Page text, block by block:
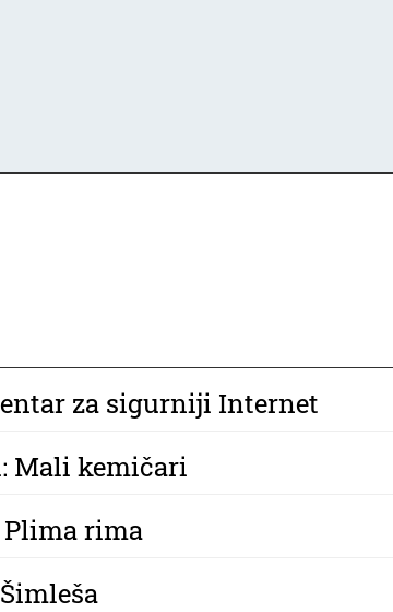
za sigurniji Internet
Mali kemičari
Plima rima